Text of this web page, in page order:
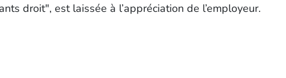
droit", est laissée à l’appréciation de l’employeur.